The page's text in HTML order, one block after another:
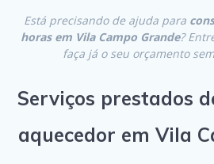
Está precisando de ajuda para
horas em Vila Campo Grande?
faça já o seu orçamento
Serviços prestados
aquecedor em Vila